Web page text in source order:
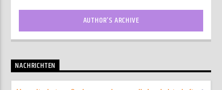
AUTHOR'S ARCHIVE
NACHRICHTEN